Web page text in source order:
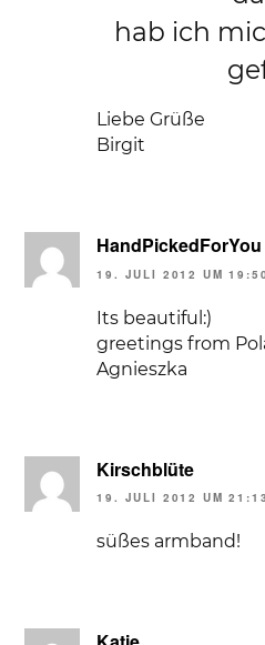
hab ich
Liebe Grüße
Birgit
HandPickedForYou
19. JULI 2012 UM
Its beautiful:)
greetings from
Agnieszka
Kirschblüte
19. JULI 2012 UM
süßes armband!